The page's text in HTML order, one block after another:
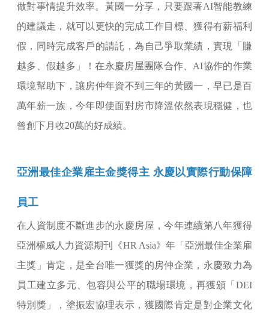
做對事情提升效率。黃國一分享，只要跟著AI智能教練
的建議走，就可以更快的完成工作目標、獲得有薪福利
假，同時完成客戶的請託，為自己爭取業績，實現「賺
越多、假越多」！在永慶房屋團隊合作、AI協作的作業
環境幫助下，讓房仲年資不到三年的黃國一，早已是百
萬年薪一族，今年即使面對房市降溫依然表現穩健，也
曾創下月收20萬的好成績。
亞洲最佳企業雇主金獎得主 永慶以實際行動保障
員工
在人資制度不斷進步的永慶房屋，今年連續第八年獲得
亞洲權威人力資源期刊《HR Asia》年「亞洲最佳企業雇
主獎」肯定，是全台唯一獲獎的房仲企業，永慶致力為
員工建立多元、包容與公平的職場環境，再獲頒「DEI
特別獎」，塗振宏協理表示，獲國際肯定是對企業文化